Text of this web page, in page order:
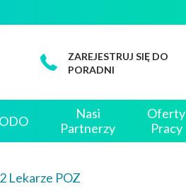
ZAREJESTRUJ SIĘ DO
PORADNI
Nasi
Partnerzy
Oferty
Pracy
Lekarze POZ